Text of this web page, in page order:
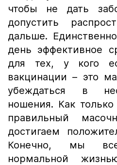
чтобы не дать
допустить
дальше.
день эффективное
для тех, у кого
вакцинации – это
убеждаться в
ношения. Как
правильный
достигаем
Конечно, мы
нормальной